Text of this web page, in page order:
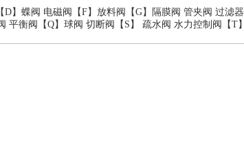
【D】 蝶阀 电磁阀 【F】 放料阀 【G】 隔膜阀 管夹阀 过滤器
平衡阀 【Q】 球阀 切断阀 【S】 疏水阀 水力控制阀 【T】